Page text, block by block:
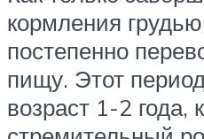
кормления
постепенно
пищу. Этот
возраст 1-2 года,